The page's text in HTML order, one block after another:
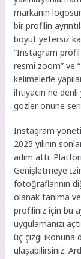
markanın
bir profilin
boyut yetersiz
“Instagram
resmi zoom” ve
kelimelerle
ihtiyacın ne
gözler önüne
Instagram
2025 yılının
adım attı.
Genişletmeye
fotoğraflarının
olanak tanıma
profiliniz için bu
uygulamanızı
üç çizgi ikonuna
ulaşabilirsiniz.